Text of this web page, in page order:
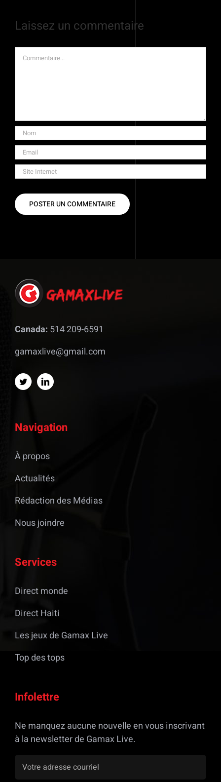
Laissez un commentaire
Commentaire
Canada: 514 209-6591
gamaxlive@gmail.com
Navigation
À propos
Actualités
Rédaction des Médias
Nous joindre
Services
Direct monde
Direct Haiti
Les jeux de Gamax Live
Top des tops
Infolettre
Ne manquez aucune nouvelle en vous inscrivant
à la newsletter de Gamax Live.